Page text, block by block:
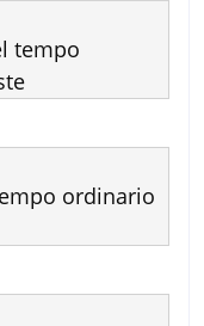
tempo
ordinario